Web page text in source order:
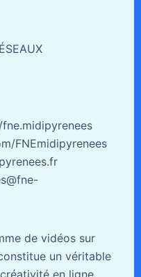
FNEmidipyrenees
de vidéos sur
un véritable
en ligne.